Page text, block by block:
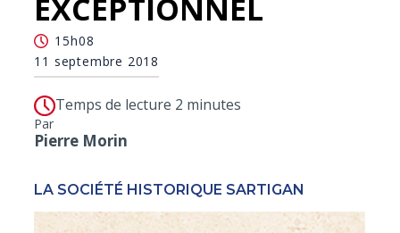
EXCEPTIONNEL
15h08
11 septembre 2018
Temps de lecture 2 minutes
Par
Pierre Morin
LA SOCIÉTÉ HISTORIQUE SARTIGAN